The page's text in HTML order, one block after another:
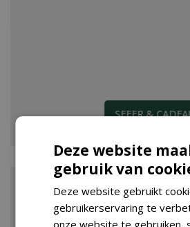
SFEER &
Deze website
gebruik van
Deze website gebruikt
gebruikerservaring te
onze website te gebruiken,